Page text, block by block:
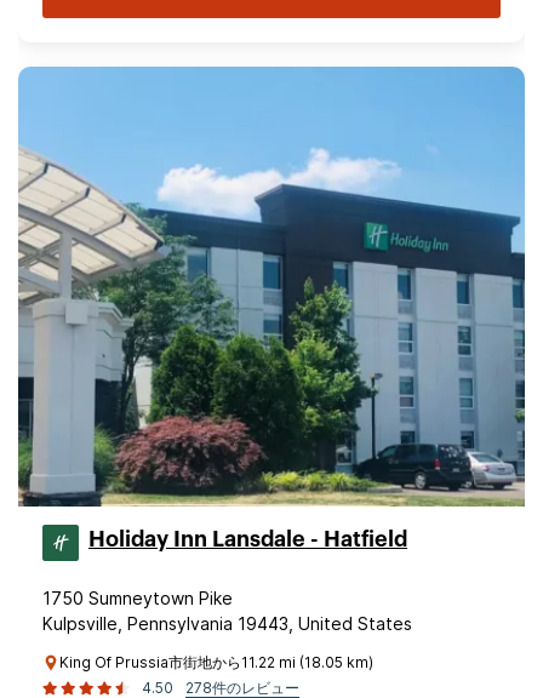
Holiday Inn Lansdale - Hatfield
1750 Sumneytown Pike
Kulpsville, Pennsylvania 19443, United States
King Of Prussia市街地から11.22 mi (18.05 km)
4.50
278件のレビュー